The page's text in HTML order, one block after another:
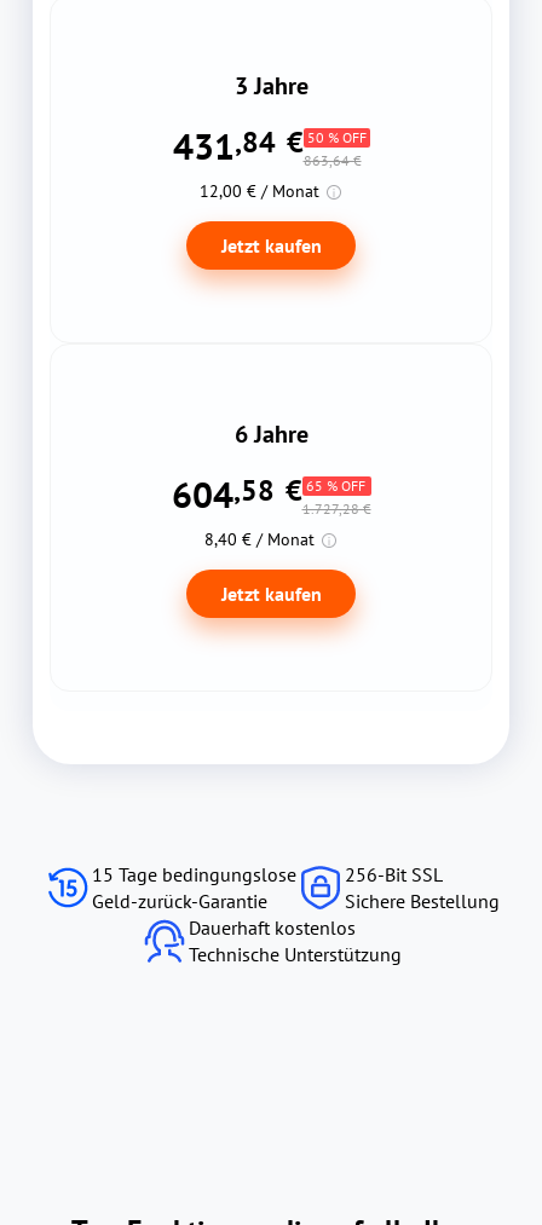
3 Jahre
431,84 € 50 % OFF
863,64 €
12,00 € / Monat
Jetzt kaufen
6 Jahre
604,58 € 65 % OFF
1.727,28 €
8,40 € / Monat
Jetzt kaufen
15 Tage bedingungslose
Geld-zurück-Garantie
256-Bit SSL
Sichere Bestellung
Dauerhaft kostenlos
Technische Unterstützung